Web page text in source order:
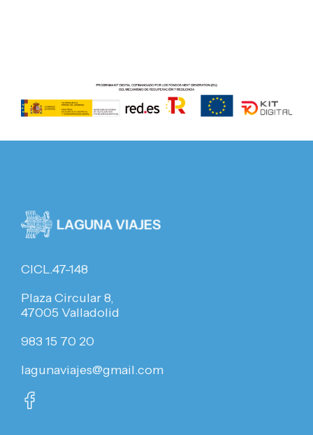
CICL.47-148
Plaza Circular 8,
47005 Valladolid
983 15 70 20
lagunaviajes@gmail.com